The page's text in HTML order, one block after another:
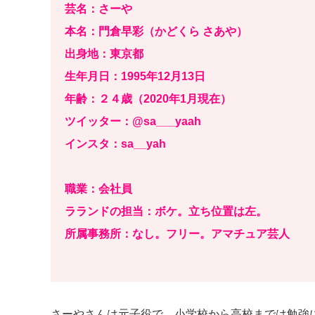
芸名：さーや
本名：門倉早彩（かどくら さあや）
出身地：東京都
生年月日：1995年12月13日
年齢：２４歳（2020年1月現在）
ツイッター：@sa___yaah
インスタ：sa__yah
職業：会社員
ラランドの担当：ボケ。立ち位置は左。
所属事務所：なし。フリー。アマチュア芸人